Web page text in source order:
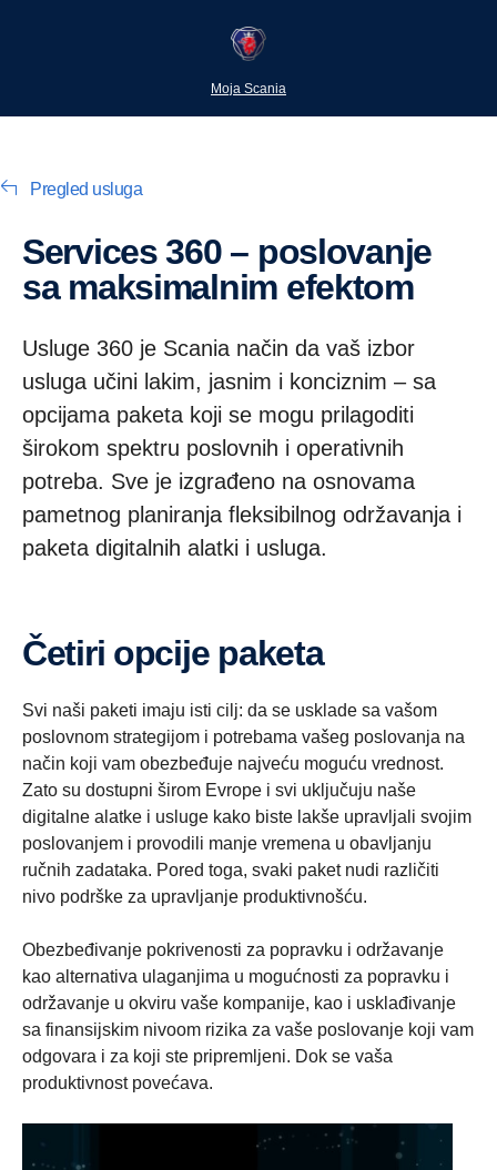
Moja Scania
Pregled usluga
Services 360 – poslovanje
sa maksimalnim efektom
Usluge 360 je Scania način da vaš izbor
usluga učini lakim, jasnim i konciznim – sa
opcijama paketa koji se mogu prilagoditi
širokom spektru poslovnih i operativnih
potreba. Sve je izgrađeno na osnovama
pametnog planiranja fleksibilnog održavanja i
paketa digitalnih alatki i usluga.
Četiri opcije paketa
Svi naši paketi imaju isti cilj: da se usklade sa vašom
poslovnom strategijom i potrebama vašeg poslovanja na
način koji vam obezbeđuje najveću moguću vrednost.
Zato su dostupni širom Evrope i svi uključuju naše
digitalne alatke i usluge kako biste lakše upravljali svojim
poslovanjem i provodili manje vremena u obavljanju
ručnih zadataka. Pored toga, svaki paket nudi različiti
nivo podrške za upravljanje produktivnošću.
Obezbeđivanje pokrivenosti za popravku i održavanje
kao alternativa ulaganjima u mogućnosti za popravku i
održavanje u okviru vaše kompanije, kao i usklađivanje
sa finansijskim nivoom rizika za vaše poslovanje koji vam
odgovara i za koji ste pripremljeni. Dok se vaša
produktivnost povećava.